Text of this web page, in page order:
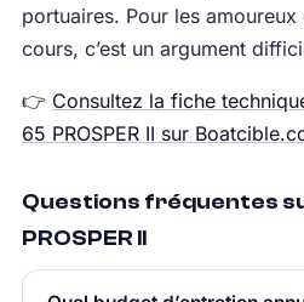
portuaires. Pour les
cours, c’est un argument
👉 Consultez la fiche
65 PROSPER II sur
Questions fréquentes
PROSPER II